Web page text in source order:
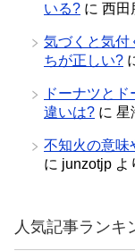
いる? に 西田
気づくと気付
ちが正しい?
ドーナツと
違いは? に 星
不知火の意味
に junzotjp よ
人気記事ランキ